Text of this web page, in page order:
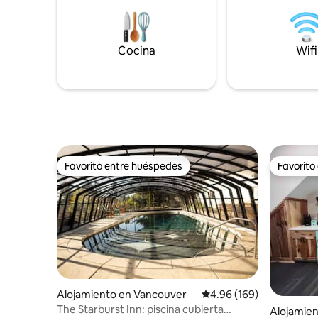
BIPOC.
Portland
Cocina Wifi
Favorito entre huéspedes
Favorito entre huéspedes
Alojamiento en Vancouver Calificación promedio:
4.96 (169)
The Starburst Inn: piscina cubierta